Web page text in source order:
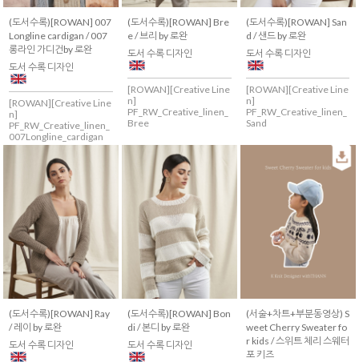
(도서수록)[ROWAN] 007
Longline cardigan / 007
롱라인 가디건by 로완
도서 수록 디자인
[ROWAN][Creative Line
n]
PF_RW_Creative_linen_
007Longline_cardigan
(도서수록)[ROWAN] Bre
e / 브리 by 로완
도서 수록 디자인
[ROWAN][Creative Line
n]
PF_RW_Creative_linen_
Bree
(도서수록)[ROWAN] San
d / 샌드 by 로완
도서 수록 디자인
[ROWAN][Creative Line
n]
PF_RW_Creative_linen_
Sand
(도서수록)[ROWAN] Ray
/ 레이 by 로완
도서 수록 디자인
(도서수록)[ROWAN] Bon
di / 본디 by 로완
도서 수록 디자인
(서술+차트+부분동영상) S
weet Cherry Sweater fo
r kids / 스위트 체리 스웨터
포 키즈